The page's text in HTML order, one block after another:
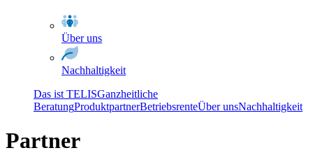
Über uns
Nachhaltigkeit
Das ist TELISGanzheitliche
BeratungProduktpartnerBetriebsrenteÜber unsNachhaltigkeit
Partner